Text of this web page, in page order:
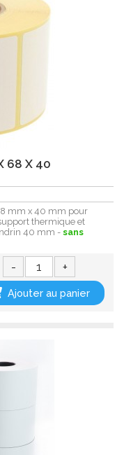
68 X 40
mm x 40 mm pour
thermique et
40 mm - sans
- +
Ajouter au panier